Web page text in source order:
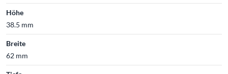
Höhe
38.5 mm
Breite
62 mm